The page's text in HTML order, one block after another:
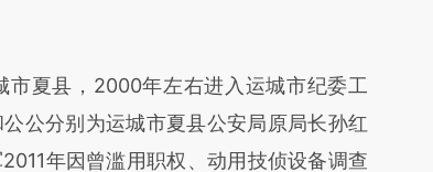
夏县，2000年左右进入运城市纪委工
公分别为运城市夏县公安局原局长孙红
年因曾滥用职权、动用技侦设备调查